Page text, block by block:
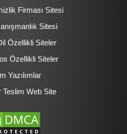
Firması Sitesi
Sitesi
Özellikli Siteler
Özellikli Siteler
Yazılımlar
Teslim Web Site